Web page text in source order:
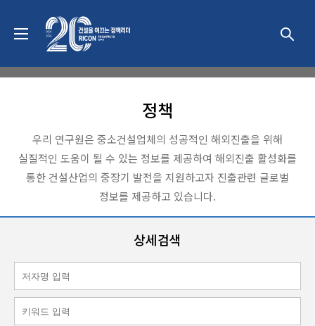
정책
우리 연구원은 중소건설업체의 성공적인 해외진출을 위해
실질적인 도움이 될 수 있는 정보를 제공하여 해외진출 활성화를
통한 건설산업의 중장기 발전을 지원하고자 진출관련 글로벌
정보를 제공하고 있습니다.
상세검색